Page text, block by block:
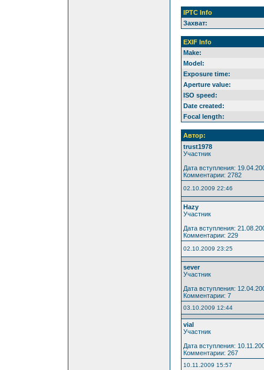
IPTC Info
Захват:
EXIF Info
Make:
Model:
Exposure time:
Aperture value:
ISO speed:
Date created:
Focal length:
Автор:
trust1978
Участник
Дата вступления:
Комментарии: 2782
02.10.2009 22:46
Hazy
Участник
Дата вступления:
Комментарии: 229
02.10.2009 23:25
sever
Участник
Дата вступления:
Комментарии: 7
03.10.2009 12:44
vial
Участник
Дата вступления:
Комментарии: 267
10.11.2009 15:57